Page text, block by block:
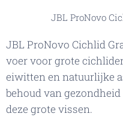
JBL ProNovo
JBL ProNovo Cichlid
voer voor grote
eiwitten en natuurlijke
behoud van
deze grote vissen.